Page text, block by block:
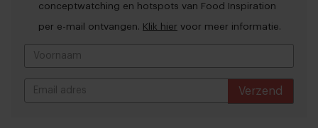
conceptwatching en hotspots van Food Inspiration
per e-mail ontvangen. Klik hier voor meer informatie.
Verzend